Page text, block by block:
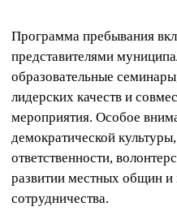
Программа пребывания
представителями
образовательные
лидерских качеств и
мероприятия. Особое
демократической
ответственности,
развитии местных общин
сотрудничества.